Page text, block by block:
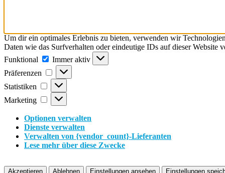
Um dir ein optimales Erlebnis zu bieten, verwenden wir
Daten wie das Surfverhalten oder eindeutige IDs auf dieser
Funktional
Funktional
Immer aktiv
Präferenzen
Präferenzen
Statistiken
Statistiken
Marketing
Marketing
Optionen verwalten
Dienste verwalten
Verwalten von {vendor_count}-Lieferanten
Lese mehr über diese Zwecke
Akzeptieren Ablehnen Einstellungen ansehen Einstellungen